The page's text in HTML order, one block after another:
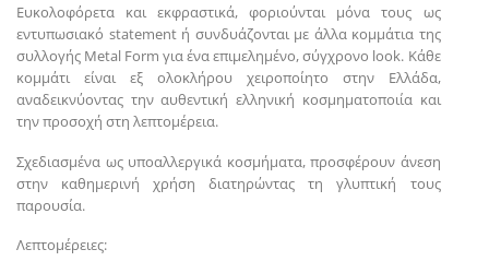
Ευκολοφόρετα και εκφραστικά, φοριούνται μόνα τους ως
εντυπωσιακό statement ή συνδυάζονται με άλλα κομμάτια της
συλλογής Metal Form για ένα επιμελημένο, σύγχρονο look. Κάθε
κομμάτι είναι εξ ολοκλήρου χειροποίητο στην Ελλάδα,
αναδεικνύοντας την αυθεντική ελληνική κοσμηματοποιία και
την προσοχή στη λεπτομέρεια.
Σχεδιασμένα ως υποαλλεργικά κοσμήματα, προσφέρουν άνεση
στην καθημερινή χρήση διατηρώντας τη γλυπτική τους
παρουσία.
Λεπτομέρειες: